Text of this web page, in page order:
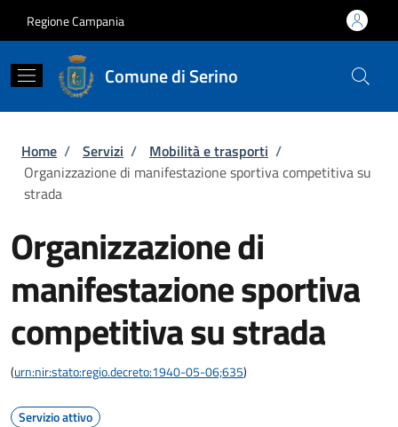
Regione Campania
Comune di Serino
Briciole di pane
Home / Servizi / Mobilità e trasporti /
Organizzazione di manifestazione sportiva competitiva su
strada
Organizzazione di
manifestazione sportiva
competitiva su strada
(urn:nir:stato:regio.decreto:1940-05-06;635)
Servizio attivo